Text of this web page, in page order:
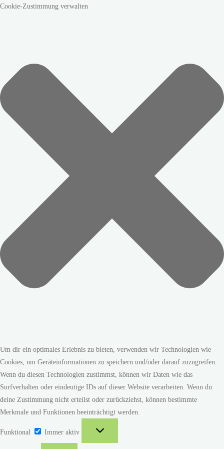
Cookie-Zustimmung verwalten
Um dir ein optimales Erlebnis zu bieten, verwenden wir Technologien wie
Cookies, um Geräteinformationen zu speichern und/oder darauf zuzugreifen.
Wenn du diesen Technologien zustimmst, können wir Daten wie das
Surfverhalten oder eindeutige IDs auf dieser Website verarbeiten. Wenn du
deine Zustimmung nicht erteilst oder zurückziehst, können bestimmte
Merkmale und Funktionen beeinträchtigt werden.
Funktional
Immer aktiv